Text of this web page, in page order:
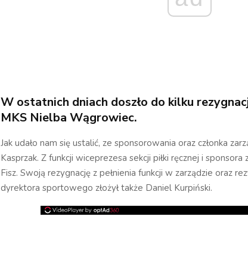
W ostatnich dniach doszło do kilku
MKS Nielba Wągrowiec.
Jak udało nam się ustalić, ze sponsorowania oraz członka
Kasprzak. Z funkcji wiceprezesa sekcji piłki ręcznej i
Fisz. Swoją rezygnację z pełnienia funkcji w zarządzie oraz
dyrektora sportowego złożył także Daniel Kurpiński.